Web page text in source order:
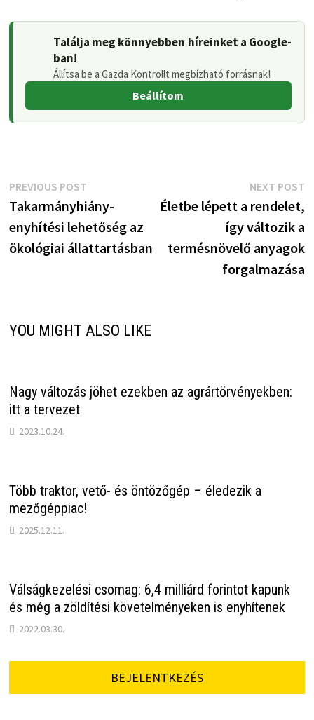
Találja meg könnyebben híreinket a Google-
ban!
Állítsa be a Gazda Kontrollt megbízható forrásnak!
Beállítom
Bejegyzés
navigáció
PREVIOUS POSTPrevious
post:
Takarmányhiány-
enyhítési lehetőség az
ökológiai állattartásban
NEXT POST
Életbe lépett a rendelet,
így változik a
termésnövelő anyagok
forgalmazása
YOU MIGHT ALSO LIKE
Nagy változás jöhet ezekben az agrártörvényekben:
itt a tervezet
2023.10.24.
Több traktor, vető- és öntözőgép – éledezik a
mezőgéppiac!
2025.12.11.
Válságkezelési csomag: 6,4 milliárd forintot kapunk
és még a zöldítési követelményeken is enyhítenek
2022.03.30.
BEJELENTKEZÉS